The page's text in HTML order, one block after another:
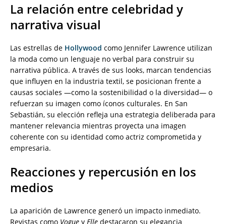
La relación entre celebridad y
narrativa visual
Las estrellas de Hollywood como Jennifer Lawrence utilizan
la moda como un lenguaje no verbal para construir su
narrativa pública. A través de sus looks, marcan tendencias
que influyen en la industria textil, se posicionan frente a
causas sociales —como la sostenibilidad o la diversidad— o
refuerzan su imagen como íconos culturales. En San
Sebastián, su elección refleja una estrategia deliberada para
mantener relevancia mientras proyecta una imagen
coherente con su identidad como actriz comprometida y
empresaria.
Reacciones y repercusión en los
medios
La aparición de Lawrence generó un impacto inmediato.
Revistas como Vogue y Elle destacaron su elegancia